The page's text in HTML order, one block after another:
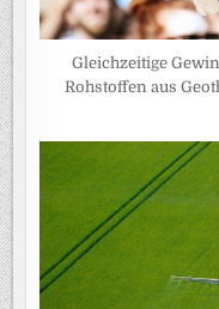
Gleichzeitige
Rohstoffen aus